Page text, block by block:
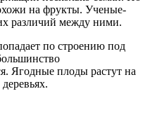
на фрукты. Ученые-
различий между ними.
по строению под
Ягодные плоды растут на